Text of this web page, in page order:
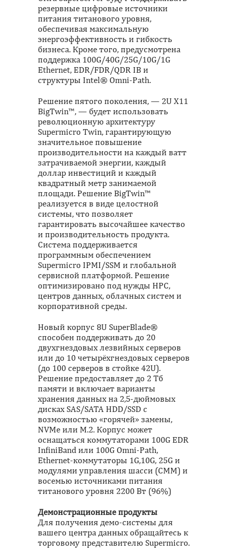
резервные цифровые источники
питания титанового уровня,
обеспечивая максимальную
энергоэффективность и гибкость
бизнеса. Кроме того, предусмотрена
поддержка 100G/40G/25G/10G/1G
Ethernet, EDR/FDR/QDR IB и
структуры Intel® Omni-Path.
Решение пятого поколения, — 2U X11
BigTwin™, — будет использовать
революционную архитектуру
Supermicro Twin, гарантирующую
значительное повышение
производительности на каждый ватт
затрачиваемой энергии, каждый
доллар инвестиций и каждый
квадратный метр занимаемой
площади. Решение BigTwin™
реализуется в виде целостной
системы, что позволяет
гарантировать высочайшее качество
и производительность продукта.
Система поддерживается
программным обеспечением
Supermicro IPMI/SSM и глобальной
сервисной платформой. Решение
оптимизировано под нужды НРС,
центров данных, облачных систем и
корпоративной среды.
Новый корпус 8U SuperBlade®
способен поддерживать до 20
двухгнездовых лезвийных серверов
или до 10 четырёхгнездовых серверов
(до 100 серверов в стойке 42U).
Решение предоставляет до 2 Тб
памяти и включает варианты
хранения данных на 2,5-дюймовых
дисках SAS/SATA HDD/SSD с
возможностью «горячей» замены,
NVMe или M.2. Корпус может
оснащаться коммутаторами 100G EDR
InfiniBand или 100G Omni-Path,
Ethernet-коммутаторы 1G,10G, 25G и
модулями управления шасси (CMM) и
восемью источниками питания
титанового уровня 2200 Вт (96%)
Демонстрационные продукты
Для получения демо-системы для
вашего центра данных обращайтесь к
торговому представителю Supermicro.